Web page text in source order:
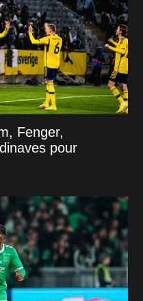
Fenger,
pour